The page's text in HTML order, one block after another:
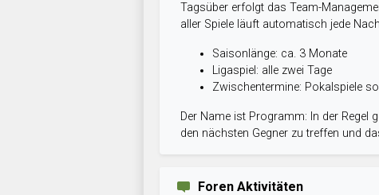
Tagsüber erfolgt das Team-
aller Spiele läuft automatisch jede
Saisonlänge: ca. 3 Monate
Ligaspiel: alle zwei Tage
Zwischentermine: Pokalspiele
Der Name ist Programm: In der Regel
den nächsten Gegner zu treffen und
Foren Aktivitäten